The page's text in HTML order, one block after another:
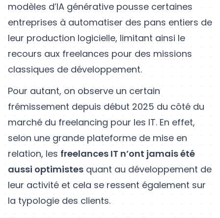
modèles d’IA générative pousse certaines
entreprises à automatiser des pans entiers de
leur production logicielle, limitant ainsi le
recours aux freelances pour des missions
classiques de développement.
Pour autant, on observe un certain
frémissement depuis début 2025 du côté du
marché du freelancing pour les IT. En effet,
selon une grande plateforme de mise en
relation, les freelances IT n’ont jamais été
aussi optimistes quant au développement de
leur activité et cela se ressent également sur
la typologie des clients.